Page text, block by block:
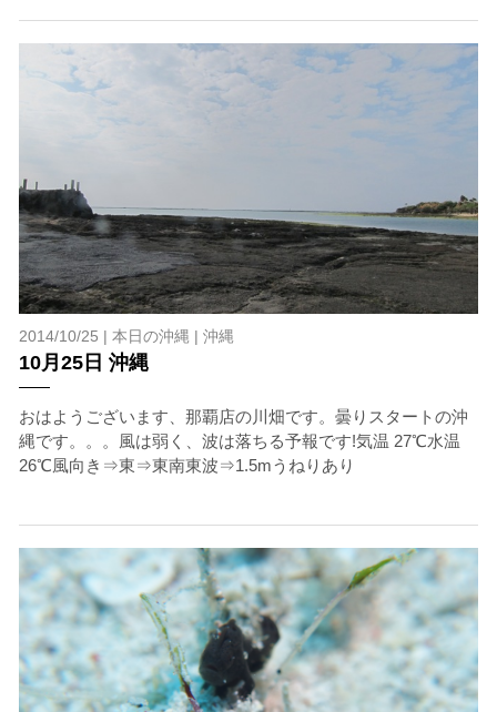
2014/10/25 | 本日の沖縄 | 沖縄
10月25日 沖縄
おはようございます、那覇店の川畑です。曇りスタートの沖
縄です。。。風は弱く、波は落ちる予報です!気温 27℃水温
26℃風向き⇒東⇒東南東波⇒1.5mうねりあり